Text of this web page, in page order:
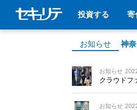
投資する 寄
お知らせ 神
お知らせ
クラウドフ
お知らせ